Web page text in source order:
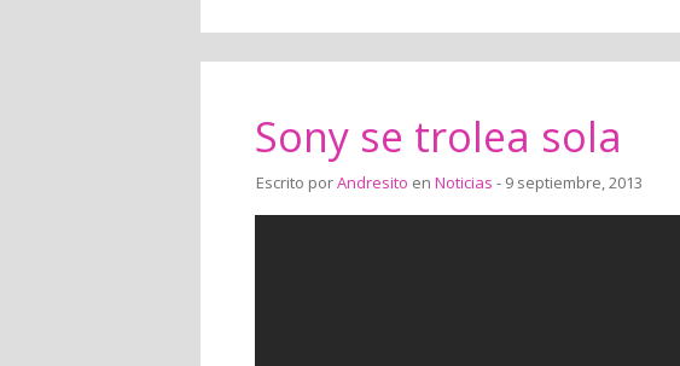
Sony se trolea sola
Escrito porAndresito en Noticias - 9 septiembre, 2013